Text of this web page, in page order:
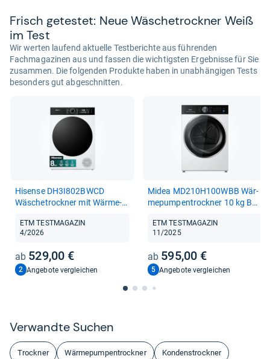
Frisch getes­tet: Neue Wäsche­trock­ner Weiß
im Test
Wir werten laufend aktuelle Testberichte aus führenden
Fachmagazinen aus und fassen die wichtigsten Ergebnisse für Sie
zusammen. Die folgenden Produkte haben in unabhängigen Tests
besonders gut abgeschnitten.
Hisense DH3I802BWCD
Wäsche­trock­ner mit Wär­me­
ETM TESTMAGAZIN
4/2026
529,00 €
2 Angebote vergleichen
Midea MD210H100WBB Wär­
me­pum­pen­trock­ner 10 kg B
ETM TESTMAGAZIN
11/2025
595,00 €
5 Angebote vergleichen
Ver­wandte Suchen
Trockner Wärmepumpentrockner Kondenstrockner